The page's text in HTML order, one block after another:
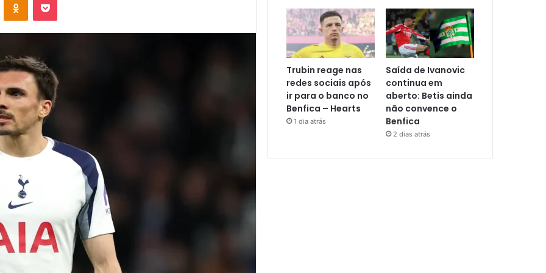
Trubin reage nas
redes sociais após
ir para o banco no
Benfica – Hearts
1 dia atrás
Saída de Ivanovic
continua em
aberto: Betis ainda
não convence o
Benfica
2 dias atrás